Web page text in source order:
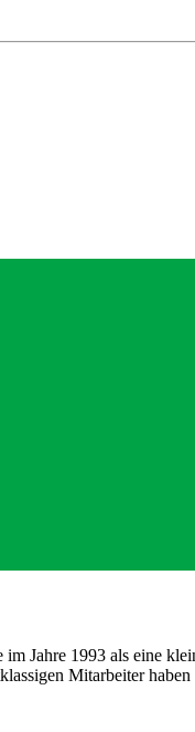
Jahre 1993 als eine
Mitarbeiter